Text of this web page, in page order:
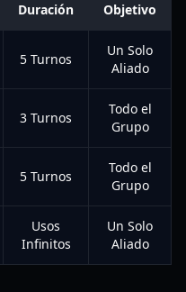
Duración Objetivo
5 Turnos
Un Solo
Aliado
3 Turnos
Todo el
Grupo
5 Turnos
Todo el
Grupo
Usos
Infinitos
Un Solo
Aliado